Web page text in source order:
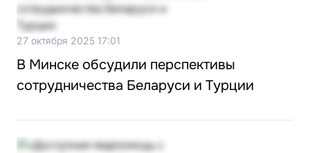
27 октября 2025 17:01
В Минске обсудили перспективы
сотрудничества Беларуси и Турции